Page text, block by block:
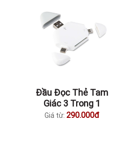
Đầu Đọc Thẻ Tam
Giác 3 Trong 1
Giá từ: 290.000đ